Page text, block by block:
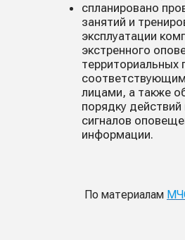
спланировано
занятий и
эксплуатации
экстренного
лицами, а также
порядку действий
сигналов
информации.
По материалам